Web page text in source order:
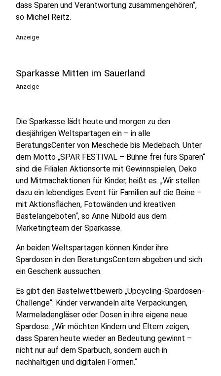
dass Sparen und Verantwortung zusammengehören“,
so Michel Reitz.
Anzeige
Sparkasse Mitten im Sauerland
Anzeige
Die Sparkasse lädt heute und morgen zu den
diesjährigen Weltspartagen ein – in alle
BeratungsCenter von Meschede bis Medebach. Unter
dem Motto „SPAR FESTIVAL – Bühne frei fürs Sparen“
sind die Filialen Aktionsorte mit Gewinnspielen, Deko
und Mitmachaktionen für Kinder, heißt es. „Wir stellen
dazu ein lebendiges Event für Familien auf die Beine –
mit Aktionsflächen, Fotowänden und kreativen
Bastelangeboten“, so Anne Nübold aus dem
Marketingteam der Sparkasse.
An beiden Weltspartagen können Kinder ihre
Spardosen in den BeratungsCentern abgeben und sich
ein Geschenk aussuchen.
Es gibt den Bastelwettbewerb „Upcycling-Spardosen-
Challenge“: Kinder verwandeln alte Verpackungen,
Marmeladengläser oder Dosen in ihre eigene neue
Spardose. „Wir möchten Kindern und Eltern zeigen,
dass Sparen heute wieder an Bedeutung gewinnt –
nicht nur auf dem Sparbuch, sondern auch in
nachhaltigen und digitalen Formen.“